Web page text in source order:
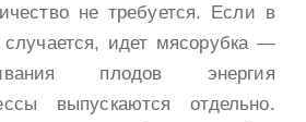
не требуется. Если в
случается, идет мясорубка —
плодов энергия
выпускаются отдельно.